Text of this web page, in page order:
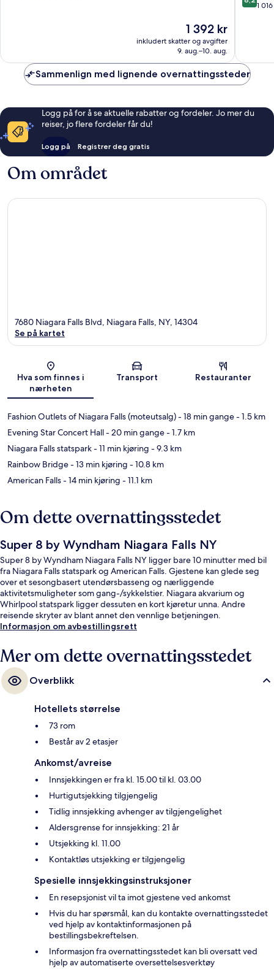
Prisen
1 392 kr
1 392 kr
inkludert skatter og avgifter
9. aug.–10. aug.
Falls
av
1
Sammenlign med lignende overnattingssteder
Logg på for å se aktuelle rabatter og fordeler. Jo mer du
reiser, jo flere fordeler får du!
Logg på Registrer deg gratis
Om området
Kart
7680 Niagara Falls Blvd, Niagara Falls, NY, 14304
Se på kartet
Hva som finnes i
nærheten
Transport Restauranter
Fashion Outlets of Niagara Falls (moteutsalg)- 18 min gange- 1.5 km
Evening Star Concert Hall- 20 min gange- 1.7 km
Niagara Falls statspark- 11 min kjøring - 9.3 km
Rainbow Bridge- 13 min kjøring - 10.8 km
American Falls- 14 min kjøring - 11.1 km
Om dette overnattingsstedet
Super 8 by Wyndham Niagara Falls NY
Super 8 by Wyndham Niagara Falls NY ligger bare 10 minutter med bil
fra Niagara Falls statspark og American Falls. Gjestene kan glede seg
over et sesongbasert utendørsbasseng og nærliggende
aktivitetsmuligheter som gang-/sykkelstier. Niagara akvarium og
Whirlpool statspark ligger dessuten en kort kjøretur unna. Andre
reisende skryter av blant annet den vennlige betjeningen.
Informasjon om avbestillingsrett
Mer om dette overnattingsstedet
Overblikk
Hotellets størrelse
73 rom
Består av 2 etasjer
Ankomst/avreise
Innsjekkingen er fra kl. 15.00 til kl. 03.00
Hurtigutsjekking tilgjengelig
Tidlig innsjekking avhenger av tilgjengelighet
Aldersgrense for innsjekking: 21 år
Utsjekking kl. 11.00
Kontaktløs utsjekking er tilgjengelig
Spesielle innsjekkingsinstruksjoner
En resepsjonist vil ta imot gjestene ved ankomst
Hvis du har spørsmål, kan du kontakte overnattingsstedet
ved hjelp av kontaktinformasjonen på
bestillingsbekreftelsen.
Informasjon fra overnattingsstedet kan bli oversatt ved
hjelp av automatiserte oversettelsesverktøy